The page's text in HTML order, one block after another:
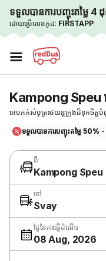
ទទួលបានការបញ្ចុះតម្លៃ 4
ដោយប្រើលេខកូដ: FIRSTAPP
☰
Kampong Speu
អេបកក់សំបុត្ររថយន្តក្រុងដ៏ទុកចិត្តបំ
ទទួលបានការបញ្ចុះតម្លៃ 50% -
ពី
Kampong Speu
ទៅ
Svay
ថ្ងៃនៃការធ្វើដំណើរ
08 Aug, 2026